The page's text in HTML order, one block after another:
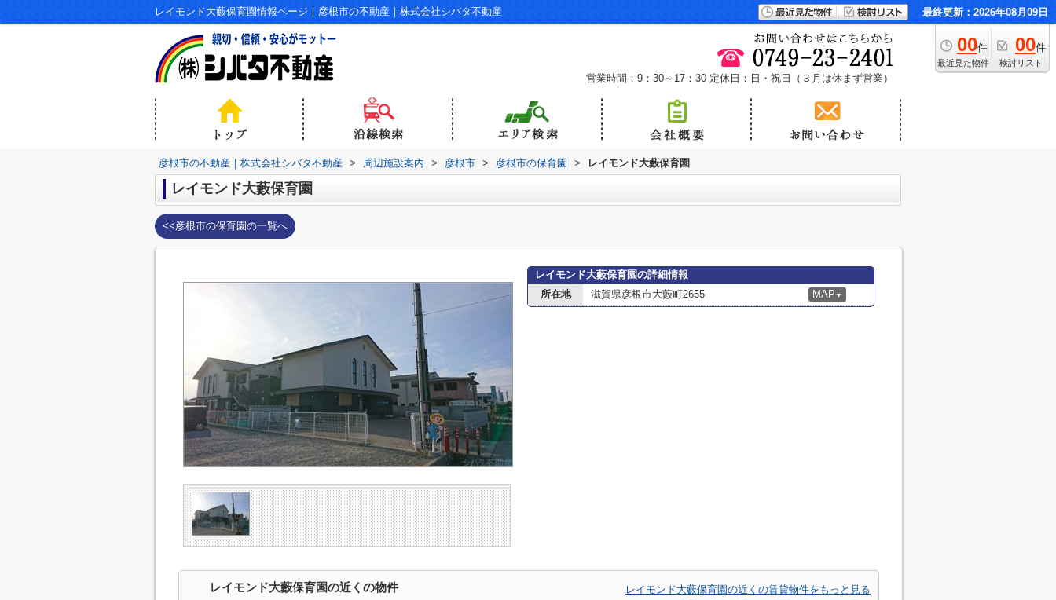
レイモンド大藪保育園情報ページ｜彦根市の不動産｜株式会社シバタ不動産 最終更新：2026年08月09日
00件
最近見た物件
00件
検討リスト
営業時間：9：30～17：30 定休日：日・祝日（３月は休まず営業）
彦根市の不動産｜株式会社シバタ不動産 > 周辺施設案内 > 彦根市 > 彦根市の保育園 > レイモンド大藪保育園
レイモンド大藪保育園
<<彦根市の保育園の一覧へ
レイモンド大藪保育園の詳細情報
所在地
滋賀県彦根市大藪町2655 MAP ▼
レイモンド大藪保育園の近くの物件
レイモンド大藪保育園の近くの賃貸物件をもっと見る